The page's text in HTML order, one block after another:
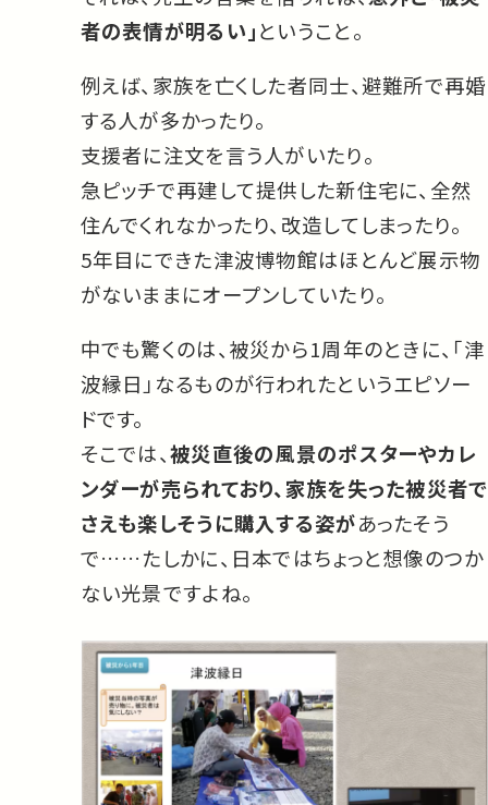
者の表情が明るい」ということ。
例えば、家族を亡くした者同士、避難所で再婚
する人が多かったり。
支援者に注文を言う人がいたり。
急ピッチで再建して提供した新住宅に、全然
住んでくれなかったり、改造してしまったり。
5年目にできた津波博物館はほとんど展示物
がないままにオープンしていたり。
中でも驚くのは、被災から1周年のときに、「津
波縁日」なるものが行われたというエピソー
ドです。
そこでは、被災直後の風景のポスターやカレ
ンダーが売られており、家族を失った被災者で
さえも楽しそうに購入する姿があったそう
で……たしかに、日本ではちょっと想像のつか
ない光景ですよね。